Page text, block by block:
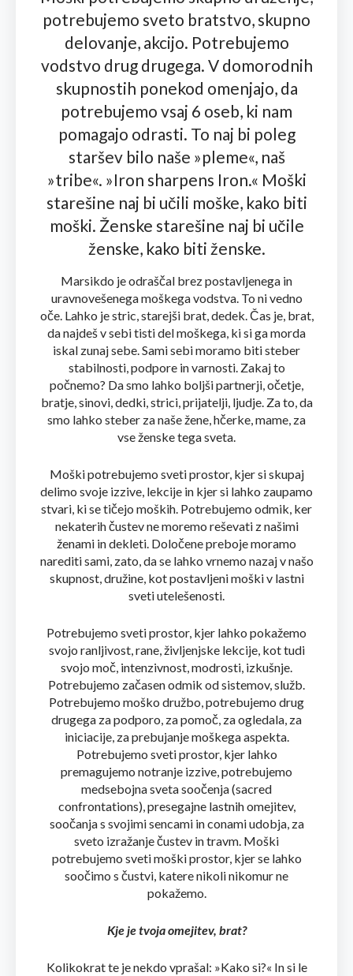
potrebujemo sveto bratstvo, skupno
delovanje, akcijo. Potrebujemo
vodstvo drug drugega. V domorodnih
skupnostih ponekod omenjajo, da
potrebujemo vsaj 6 oseb, ki nam
pomagajo odrasti. To naj bi poleg
staršev bilo naše »pleme«, naš
»tribe«. »Iron sharpens Iron.« Moški
starešine naj bi učili moške, kako biti
moški. Ženske starešine naj bi učile
ženske, kako biti ženske.
Marsikdo je odraščal brez postavljenega in
uravnovešenega moškega vodstva. To ni vedno
oče. Lahko je stric, starejši brat, dedek. Čas je, brat,
da najdeš v sebi tisti del moškega, ki si ga morda
iskal zunaj sebe. Sami sebi moramo biti steber
stabilnosti, podpore in varnosti. Zakaj to
počnemo? Da smo lahko boljši partnerji, očetje,
bratje, sinovi, dedki, strici, prijatelji, ljudje. Za to, da
smo lahko steber za naše žene, hčerke, mame, za
vse ženske tega sveta.
Moški potrebujemo sveti prostor, kjer si skupaj
delimo svoje izzive, lekcije in kjer si lahko zaupamo
stvari, ki se tičejo moških. Potrebujemo odmik, ker
nekaterih čustev ne moremo reševati z našimi
ženami in dekleti. Določene preboje moramo
narediti sami, zato, da se lahko vrnemo nazaj v našo
skupnost, družine, kot postavljeni moški v lastni
sveti utelešenosti.
Potrebujemo sveti prostor, kjer lahko pokažemo
svojo ranljivost, rane, življenjske lekcije, kot tudi
svojo moč, intenzivnost, modrosti, izkušnje.
Potrebujemo začasen odmik od sistemov, služb.
Potrebujemo moško družbo, potrebujemo drug
drugega za podporo, za pomoč, za ogledala, za
iniciacije, za prebujanje moškega aspekta.
Potrebujemo sveti prostor, kjer lahko
premagujemo notranje izzive, potrebujemo
medsebojna sveta soočenja (sacred
confrontations), presegajne lastnih omejitev,
soočanja s svojimi sencami in conami udobja, za
sveto izražanje čustev in travm. Moški
potrebujemo sveti moški prostor, kjer se lahko
soočimo s čustvi, katere nikoli nikomur ne
pokažemo.
Kje je tvoja omejitev, brat?
Kolikokrat te je nekdo vprašal: »Kako si?« In si le